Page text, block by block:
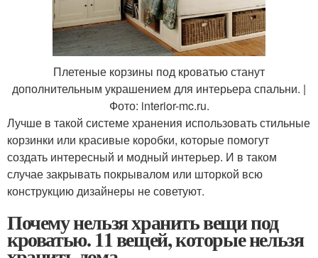
Плетеные корзины под кроватью станут
дополнительным украшением для интерьера спальни. |
Фото: interior-mc.ru.
Лучше в такой системе хранения использовать стильные
корзинки или красивые коробки, которые помогут
создать интересный и модный интерьер. И в таком
случае закрывать покрывалом или шторкой всю
конструкцию дизайнеры не советуют.
Почему нельзя хранить вещи под
кроватью. 11 вещей, которые нельзя